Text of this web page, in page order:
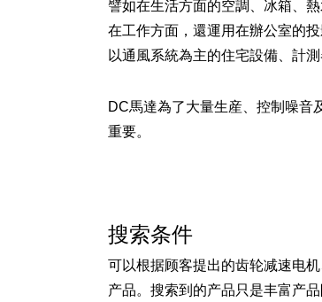
譬如在生活方面的空調、冰箱、熱
在工作方面，還運用在辦公室的
以通風系統為主的住宅設備、計
DC馬達為了大量生産、控制噪音
重要。
搜索条件
可以根据顾客提出的齿轮减速电
产品。搜索到的产品只是丰富产